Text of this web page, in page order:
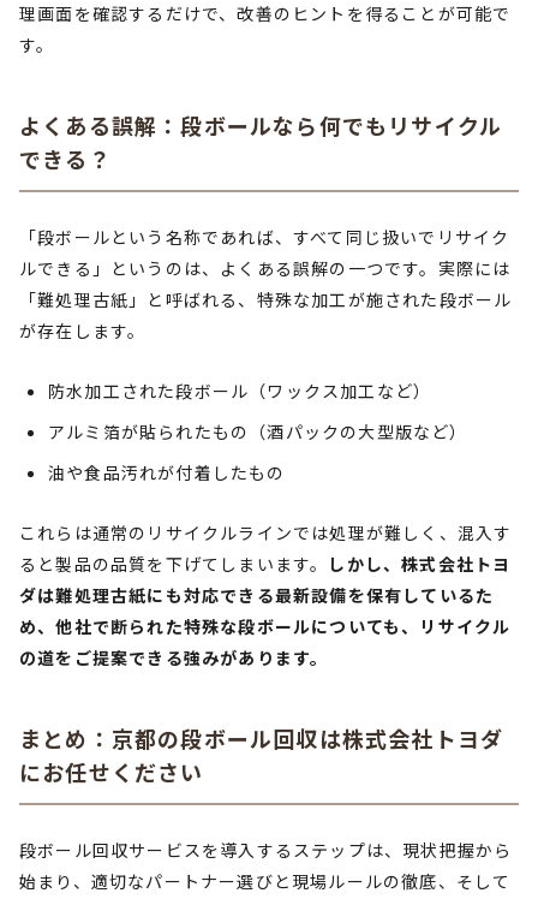
理画面を確認するだけで、改善のヒントを得ることが可能で
す。
よくある誤解：段ボールなら何でもリサイクル
できる？
「段ボールという名称であれば、すべて同じ扱いでリサイク
ルできる」というのは、よくある誤解の一つです。実際には
「難処理古紙」と呼ばれる、特殊な加工が施された段ボール
が存在します。
防水加工された段ボール（ワックス加工など）
アルミ箔が貼られたもの（酒パックの大型版など）
油や食品汚れが付着したもの
これらは通常のリサイクルラインでは処理が難しく、混入す
ると製品の品質を下げてしまいます。
しかし、株式会社トヨ
ダは難処理古紙にも対応できる最新設備を保有しているた
め、他社で断られた特殊な段ボールについても、リサイクル
の道をご提案できる強みがあります。
まとめ：京都の段ボール回収は株式会社トヨダ
にお任せください
段ボール回収サービスを導入するステップは、現状把握から
始まり、適切なパートナー選びと現場ルールの徹底、そして